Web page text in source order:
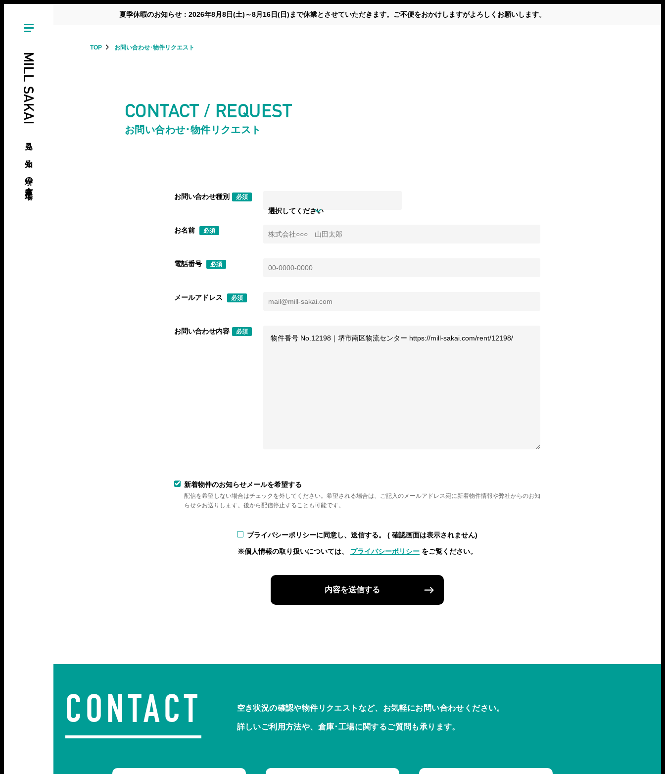
夏季休暇のお知らせ：2026年8月8日(土)～8月16日(日)まで休業とさせていただきます。ご不便をおかけしますがよろしくお願いします。
MILL SAKAI
見る、知る、堺の倉庫･工場
TOP お問い合わせ･物件リクエスト
CONTACT / REQUEST
お問い合わせ･物件リクエスト
お問い合わせ種別 必須
選択してください
お名前 必須
電話番号 必須
メールアドレス 必須
お問い合わせ内容 必須
新着物件のお知らせメールを希望する
配信を希望しない場合はチェックを外してください。希望される場合は、ご記入のメールアドレス宛に新着物件情報や弊社からのお知
らせをお送りします。後から配信停止することも可能です。
プライバシーポリシーに同意し、送信する。 ( 確認画面は表示されません)
※個人情報の取り扱いについては、 プライバシーポリシー をご覧ください。
内容を送信する
CONTACT 空き状況の確認や物件リクエストなど、お気軽にお問い合わせください。
詳しいご利用方法や、倉庫･工場に関するご質問も承ります。